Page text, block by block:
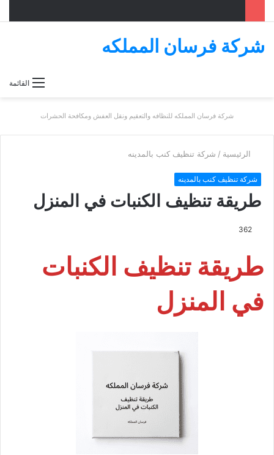
القائمة
شركة فرسان المملكه
شركة فرسان المملكه للنظافه والتعقيم ونقل العفش ومكافحة الحشرات
الرئيسية / شركة تنظيف كنب بالمدينه
شركة تنظيف كنب بالمدينه
طريقة تنظيف الكنبات في المنزل
362
طريقة تنظيف الكنبات
في المنزل